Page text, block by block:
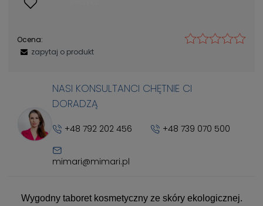
Ocena:
zapytaj o produkt
NASI KONSULTANCI CHĘTNIE CI
DORADZĄ
+48 792 202 456 +48 739 070 500
mimari@mimari.pl
Wygodny taboret kosmetyczny ze skóry ekologicznej.